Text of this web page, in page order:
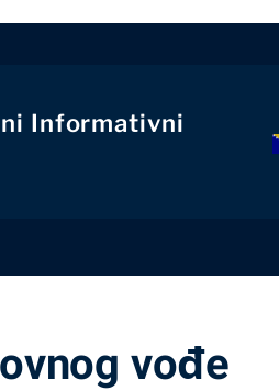
Informativni
vođe